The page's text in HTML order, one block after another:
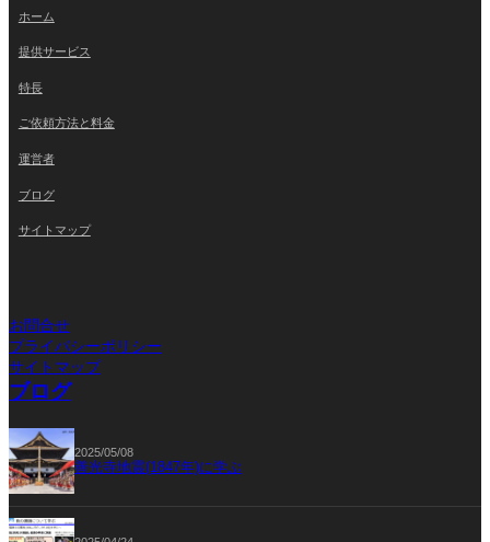
ホーム
提供サービス
特長
ご依頼方法と料金
運営者
ブログ
サイトマップ
お問合せ
プライバシーポリシー
サイトマップ
ブログ
2025/05/08
善光寺地震(1847年)に学ぶ